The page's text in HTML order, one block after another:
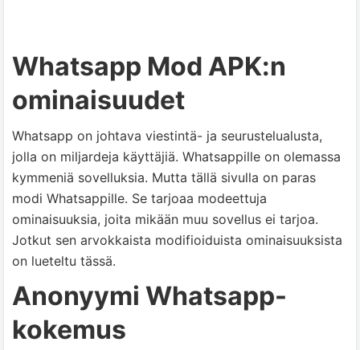
Whatsapp Mod APK:n
ominaisuudet
Whatsapp on johtava viestintä- ja seurustelualusta,
jolla on miljardeja käyttäjiä. Whatsappille on olemassa
kymmeniä sovelluksia. Mutta tällä sivulla on paras
modi Whatsappille. Se tarjoaa modeettuja
ominaisuuksia, joita mikään muu sovellus ei tarjoa.
Jotkut sen arvokkaista modifioiduista ominaisuuksista
on lueteltu tässä.
Anonyymi Whatsapp-
kokemus